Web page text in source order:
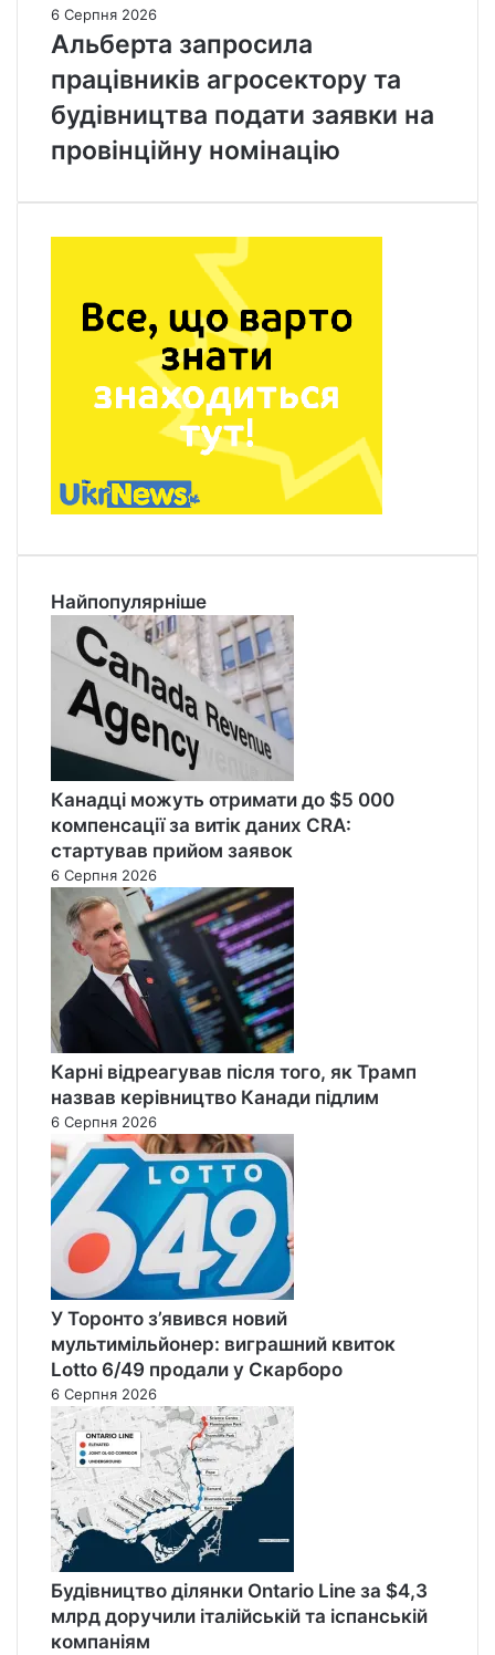
6 Серпня 2026
Альберта запросила
працівників агросектору та
будівництва подати заявки на
провінційну номінацію
Найпопулярніше
Канадці можуть отримати до $5 000
компенсації за витік даних CRA:
стартував прийом заявок
6 Серпня 2026
Карні відреагував після того, як Трамп
назвав керівництво Канади підлим
6 Серпня 2026
У Торонто з’явився новий
мультимільйонер: виграшний квиток
Lotto 6/49 продали у Скарборо
6 Серпня 2026
Будівництво ділянки Ontario Line за $4,3
млрд доручили італійській та іспанській
компаніям